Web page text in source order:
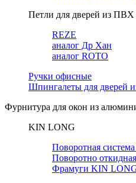
Петли для дверей из ПВХ
REZE
аналог Др Хан
аналог ROTO
Ручки офисные
Шпингалеты для дверей
Фурнитура для окон из
KIN LONG
Поворотная
Поворотно
Фрамуги KIN